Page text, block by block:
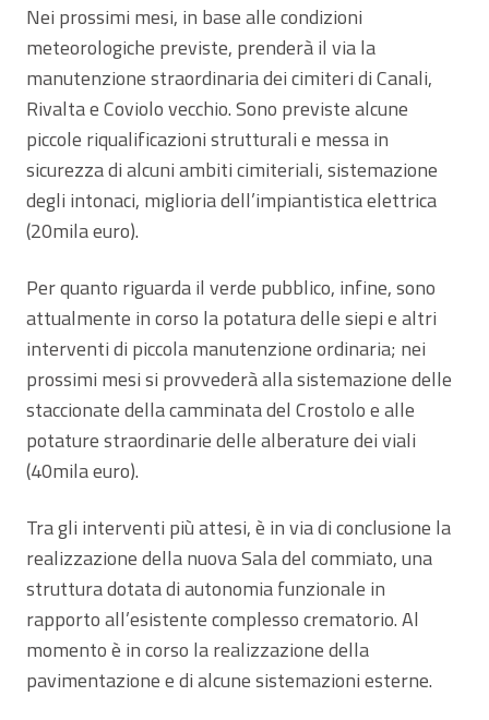
Nei prossimi mesi, in base alle condizioni
meteorologiche previste, prenderà il via la
manutenzione straordinaria dei cimiteri di Canali,
Rivalta e Coviolo vecchio. Sono previste alcune
piccole riqualificazioni strutturali e messa in
sicurezza di alcuni ambiti cimiteriali, sistemazione
degli intonaci, miglioria dell’impiantistica elettrica
(20mila euro).
Per quanto riguarda il verde pubblico, infine, sono
attualmente in corso la potatura delle siepi e altri
interventi di piccola manutenzione ordinaria; nei
prossimi mesi si provvederà alla sistemazione delle
staccionate della camminata del Crostolo e alle
potature straordinarie delle alberature dei viali
(40mila euro).
Tra gli interventi più attesi, è in via di conclusione la
realizzazione della nuova Sala del commiato, una
struttura dotata di autonomia funzionale in
rapporto all’esistente complesso crematorio. Al
momento è in corso la realizzazione della
pavimentazione e di alcune sistemazioni esterne.